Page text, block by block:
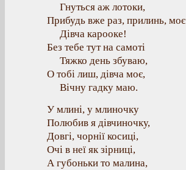
Гнуться аж лотоки,
Прибудь вже раз, прилинь, моє
Дівча карооке!
Без тебе тут на самоті
Тяжко день збуваю,
О тобі лиш, дівча моє,
Вічну гадку маю.
У млині, у млиночку
Полюбив я дівчиночку,
Довгі, чорнії косиці,
Очі в неї як зірниці,
А губоньки то малина,